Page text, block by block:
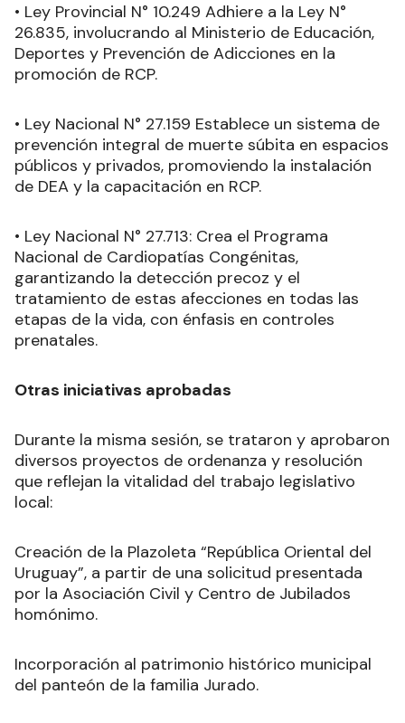
• Ley Provincial N° 10.249 Adhiere a la Ley N°
26.835, involucrando al Ministerio de Educación,
Deportes y Prevención de Adicciones en la
promoción de RCP.
• Ley Nacional N° 27.159 Establece un sistema de
prevención integral de muerte súbita en espacios
públicos y privados, promoviendo la instalación
de DEA y la capacitación en RCP.
• Ley Nacional N° 27.713: Crea el Programa
Nacional de Cardiopatías Congénitas,
garantizando la detección precoz y el
tratamiento de estas afecciones en todas las
etapas de la vida, con énfasis en controles
prenatales.
Otras iniciativas aprobadas
Durante la misma sesión, se trataron y aprobaron
diversos proyectos de ordenanza y resolución
que reflejan la vitalidad del trabajo legislativo
local:
Creación de la Plazoleta “República Oriental del
Uruguay”, a partir de una solicitud presentada
por la Asociación Civil y Centro de Jubilados
homónimo.
Incorporación al patrimonio histórico municipal
del panteón de la familia Jurado.